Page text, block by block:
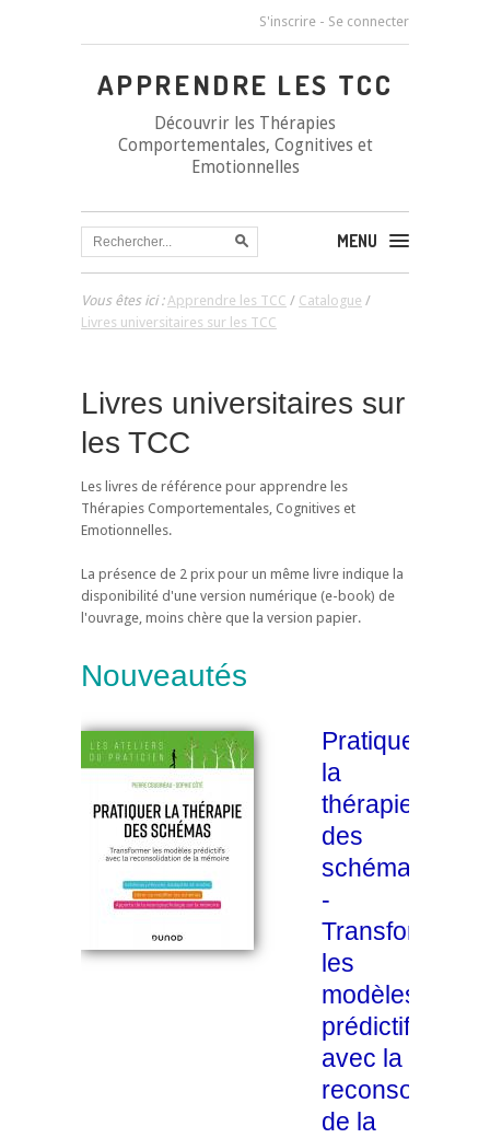
S'inscrire - Se connecter
APPRENDRE LES TCC
Découvrir les Thérapies
Comportementales, Cognitives et
Emotionnelles
MENU
Vous êtes ici :Apprendre les TCC / Catalogue /
Livres universitaires sur les TCC
Livres universitaires sur
les TCC
Les livres de référence pour apprendre les
Thérapies Comportementales, Cognitives et
Emotionnelles.
La présence de 2 prix pour un même livre indique la
disponibilité d'une version numérique (e-book) de
l'ouvrage, moins chère que la version papier.
Nouveautés
Pratiquer
la
thérapie
des
schémas
-
Transformer
les
modèles
prédictifs
avec la
de la